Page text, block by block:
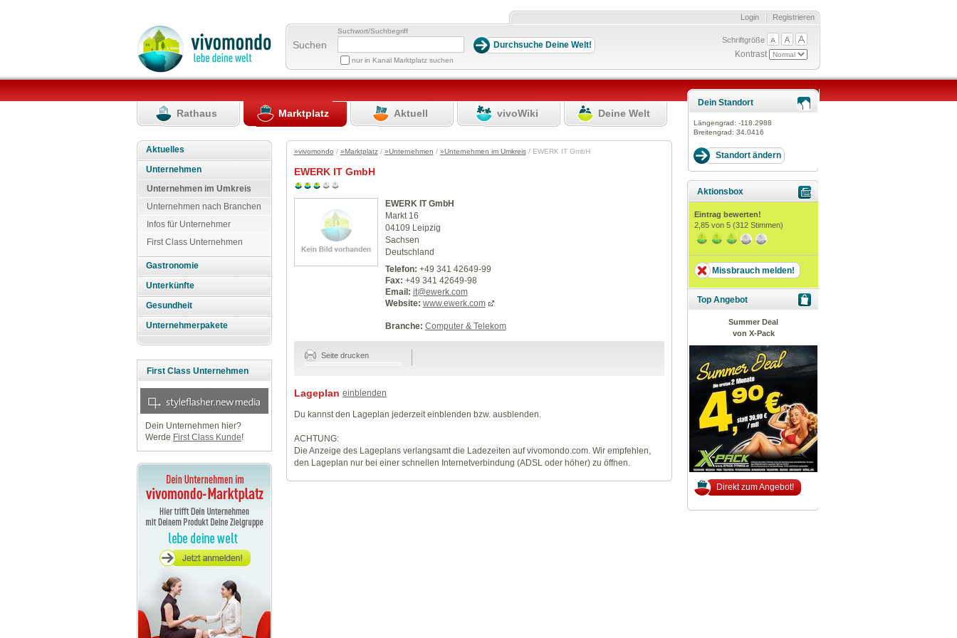
Registrieren
Login
Suchen
Suchwort/Suchbegriff
nur in Kanal Marktplatz suchen
Schriftgröße
Kontrast
Rathaus Marktplatz Aktuell vivoWiki Deine Welt
Aktuelles
Unternehmen
Unternehmen im Umkreis
Unternehmen nach Branchen
Infos für Unternehmer
First Class Unternehmen
Gastronomie
Unterkünfte
Gesundheit
Unternehmerpakete
First Class Unternehmen
Dein Unternehmen hier?
Werde First Class Kunde!
»vivomondo / »Marktplatz/ »Unternehmen / »Unternehmen im Umkreis/ EWERK IT GmbH
EWERK IT GmbH
EWERK IT GmbH
Markt 16
04109 Leipzig
Sachsen
Deutschland
Telefon: +49 341 42649-99
Fax: +49 341 42649-98
Email: it@ewerk.com
Website: www.ewerk.com
Branche: Computer & Telekom
Seite drucken
Lageplan einblenden
Du kannst den Lageplan jederzeit einblenden bzw. ausblenden.
ACHTUNG:
Die Anzeige des Lageplans verlangsamt die Ladezeiten auf vivomondo.com. Wir empfehlen,
den Lageplan nur bei einer schnellen Internetverbindung (ADSL oder höher) zu öffnen.
Dein Standort
Längengrad: -118.2988
Breitengrad: 34.0416
Aktionsbox
Eintrag bewerten!
2,85 von 5 (312 Stimmen)
Missbrauch melden!
Top Angebot
Summer Deal
von X-Pack
Direkt zum Angebot!